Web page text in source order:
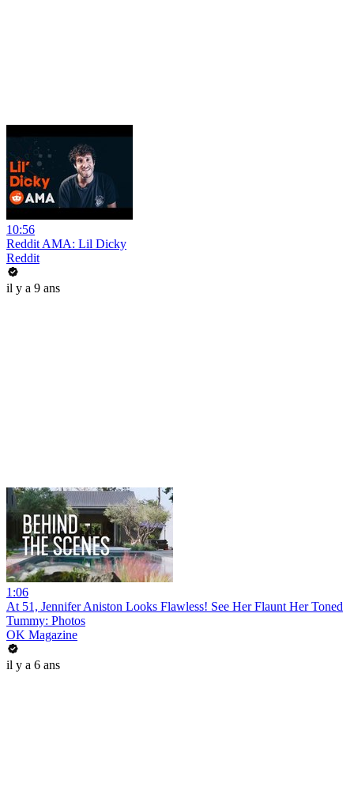
10:56
Reddit AMA: Lil Dicky
Reddit
il y a 9 ans
1:06
At 51, Jennifer Aniston Looks Flawless! See Her Flaunt Her Toned
Tummy: Photos
OK Magazine
il y a 6 ans